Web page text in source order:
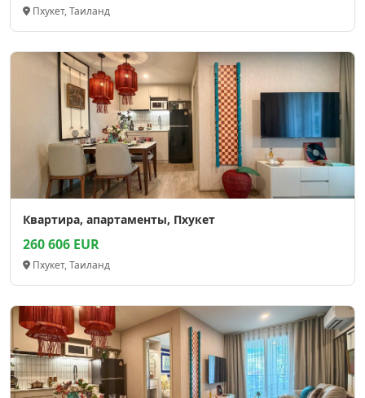
Пхукет, Таиланд
Квартира, апартаменты, Пхукет
260 606 EUR
Пхукет, Таиланд